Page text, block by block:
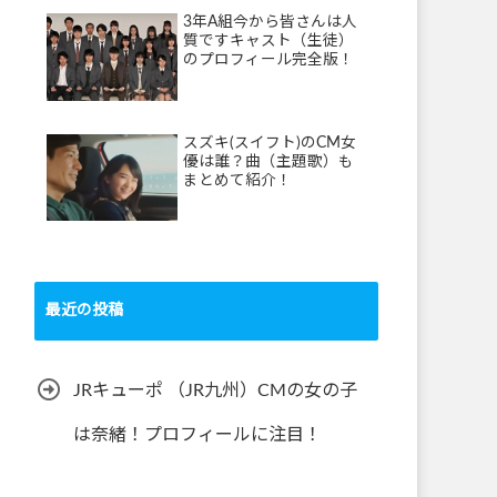
3年A組今から皆さんは人
質ですキャスト（生徒）
のプロフィール完全版！
スズキ(スイフト)のCM女
優は誰？曲（主題歌）も
まとめて紹介！
最近の投稿
JRキューポ （JR九州）CMの女の子
は奈緒！プロフィールに注目！